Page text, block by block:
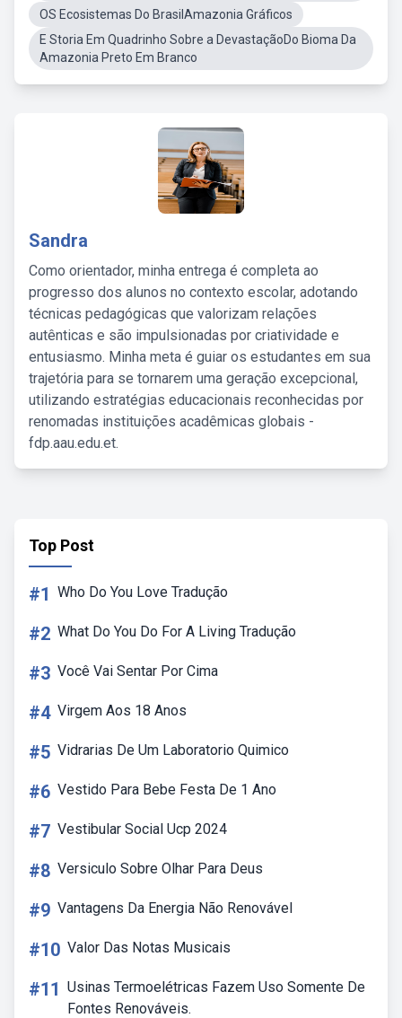
OS Ecosistemas Do BrasilAmazonia Gráficos
E Storia Em Quadrinho Sobre a DevastaçãoDo Bioma Da
Amazonia Preto Em Branco
Sandra
Como orientador, minha entrega é completa ao
progresso dos alunos no contexto escolar, adotando
técnicas pedagógicas que valorizam relações
autênticas e são impulsionadas por criatividade e
entusiasmo. Minha meta é guiar os estudantes em sua
trajetória para se tornarem uma geração excepcional,
utilizando estratégias educacionais reconhecidas por
renomadas instituições acadêmicas globais -
fdp.aau.edu.et.
Top Post
#1 Who Do You Love Tradução
#2 What Do You Do For A Living Tradução
#3 Você Vai Sentar Por Cima
#4 Virgem Aos 18 Anos
#5 Vidrarias De Um Laboratorio Quimico
#6 Vestido Para Bebe Festa De 1 Ano
#7 Vestibular Social Ucp 2024
#8 Versiculo Sobre Olhar Para Deus
#9 Vantagens Da Energia Não Renovável
#10 Valor Das Notas Musicais
#11 Usinas Termoelétricas Fazem Uso Somente De
Fontes Renováveis.